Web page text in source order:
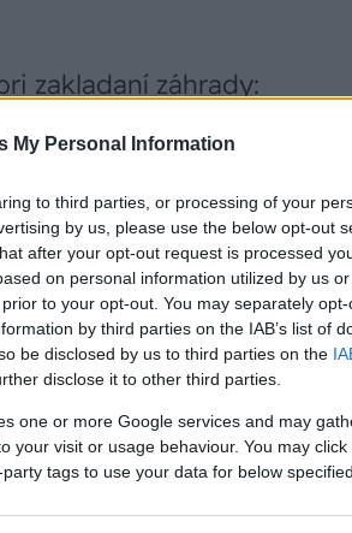
My Personal Information
to third parties, or processing of your
by us, please use the below opt-out
after your opt-out request is processed
on personal information utilized by us
to your opt-out. You may separately
by third parties on the IAB’s list of
be disclosed by us to third parties on the
disclose it to other third parties.
one or more Google services and may
your visit or usage behaviour. You may
tags to use your data for below
zakladaní záhrady:
projektom, ktorý si
a dostatočnú
A tých je počnúc
a jednotlivých prvkov
v hlave víziu, ako má vaša
chcete sa k nej čo najviac
najlepší výsledok? Pozrite si
záhrady, aby ste sa
skúsenostiam či
dokážu napáchať
proti nim ešte
veľký „komár“ s dlhými
Tipuľa bahenná sa